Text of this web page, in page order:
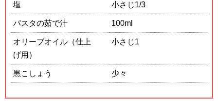
塩 小さじ1/3
パスタの茹で汁 100ml
オリーブオイル（仕上
げ用）
小さじ1
黒こしょう 少々